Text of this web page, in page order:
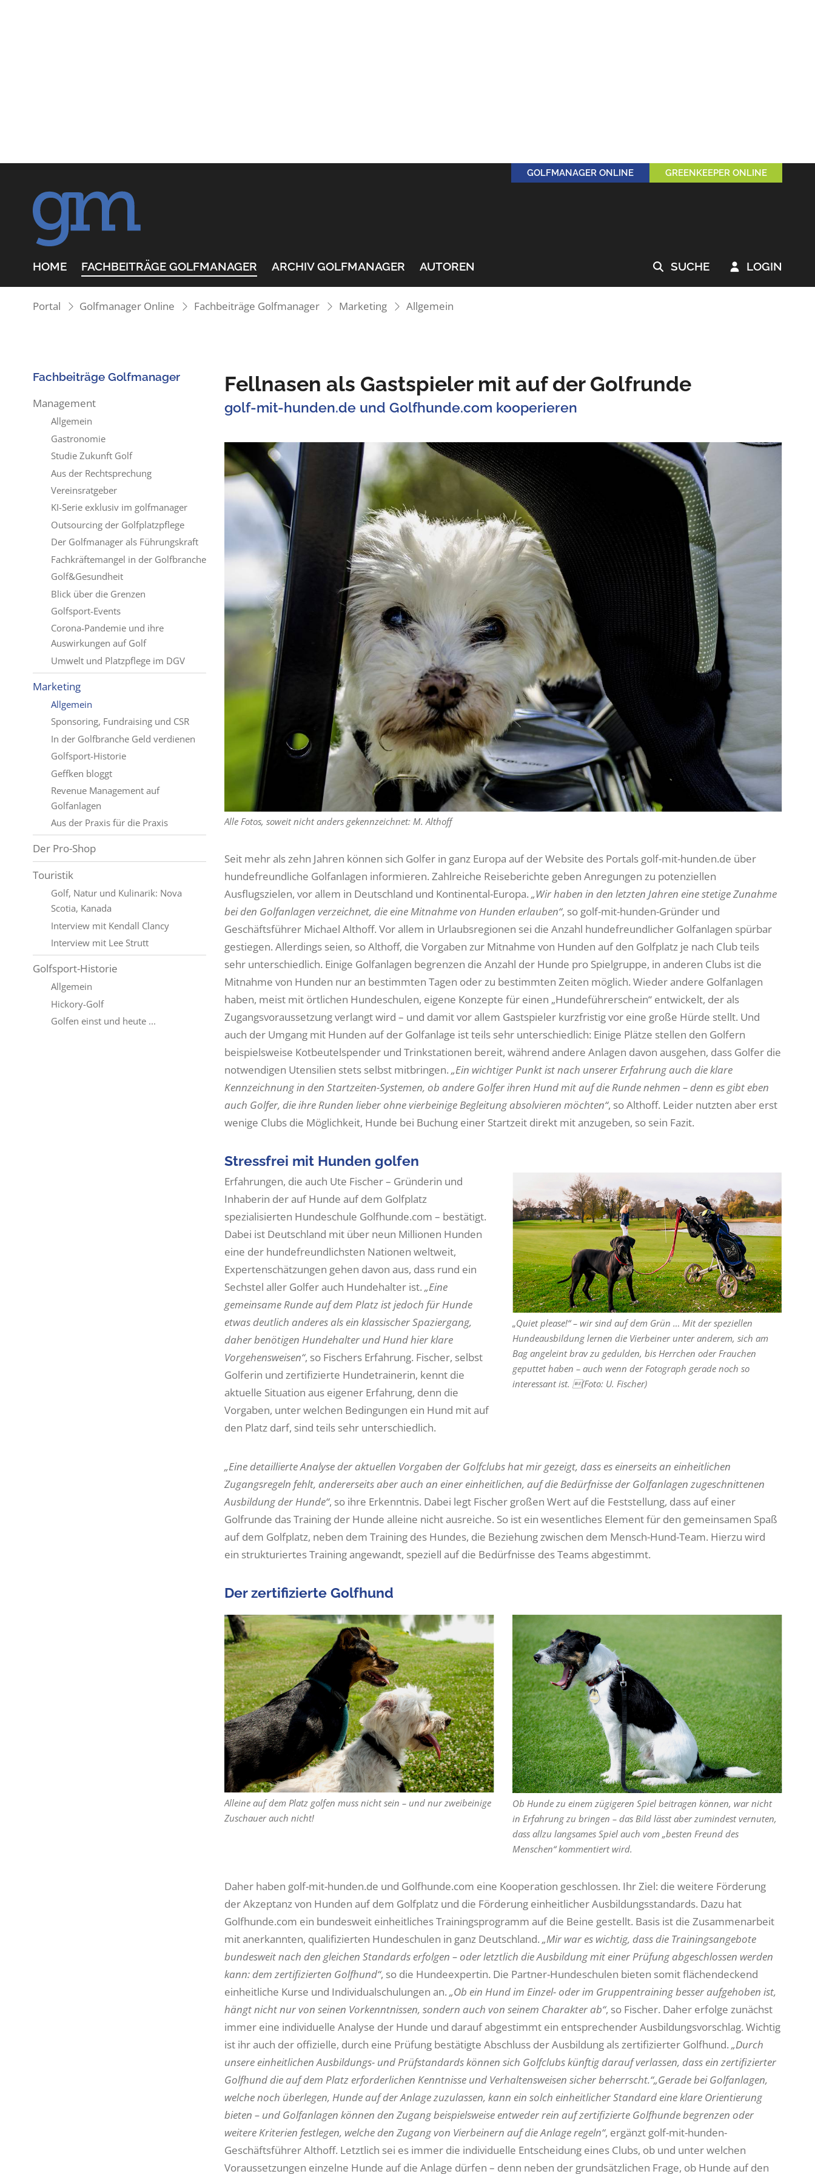
GOLFMANAGER ONLINE GREENKEEPER ONLINE
HOME FACHBEITRÄGE GOLFMANAGER ARCHIV GOLFMANAGER AUTOREN  SUCHE  LOGIN
Portal Golfmanager Online Fachbeiträge Golfmanager Marketing Allgemein
Fellnasen als Gastspieler mit auf der Golfrunde
golf-mit-hunden.de und Golfhunde.com kooperieren
Alle Fotos, soweit nicht anders gekennzeichnet: M. Althoff
Seit mehr als zehn Jahren können sich Golfer in ganz Europa auf der Website des Portals golf-mit-hunden.de über
hundefreundliche Golfanlagen informieren. Zahlreiche Reiseberichte geben Anregungen zu potenziellen
Ausflugszielen, vor allem in Deutschland und Kontinental-Europa.„Wir haben in den letzten Jahren eine stetige Zunahme
bei den Golfanlagen verzeichnet, die eine Mitnahme von Hunden erlauben“, so golf-mit-hunden-Gründer und
Geschäftsführer Michael Althoff. Vor allem in Urlaubsregionen sei die Anzahl hundefreundlicher Golfanlagen spürbar
gestiegen. Allerdings seien, so Althoff, die Vorgaben zur Mitnahme von Hunden auf den Golfplatz je nach Club teils
sehr unterschiedlich. Einige Golfanlagen begrenzen die Anzahl der Hunde pro Spielgruppe, in anderen Clubs ist die
Mitnahme von Hunden nur an bestimmten Tagen oder zu bestimmten Zeiten möglich. Wieder andere Golfanlagen
haben, meist mit örtlichen Hundeschulen, eigene Konzepte für einen „Hundeführerschein“ entwickelt, der als
Zugangsvoraussetzung verlangt wird – und damit vor allem Gastspieler kurzfristig vor eine große Hürde stellt. Und
auch der Umgang mit Hunden auf der Golfanlage ist teils sehr unterschiedlich: Einige Plätze stellen den Golfern
beispielsweise Kotbeutelspender und Trinkstationen bereit, während andere Anlagen davon ausgehen, dass Golfer die
notwendigen Utensilien stets selbst mitbringen.„Ein wichtiger Punkt ist nach unserer Erfahrung auch die klare
Kennzeichnung in den Startzeiten-Systemen, ob andere Golfer ihren Hund mit auf die Runde nehmen – denn es gibt eben
auch Golfer, die ihre Runden lieber ohne vierbeinige Begleitung absolvieren möchten“, so Althoff. Leider nutzten aber erst
wenige Clubs die Möglichkeit, Hunde bei Buchung einer Startzeit direkt mit anzugeben, so sein Fazit.
Stressfrei mit Hunden golfen
Erfahrungen, die auch Ute Fischer – Gründerin und
Inhaberin der auf Hunde auf dem Golfplatz
spezialisierten Hundeschule Golfhunde.com – bestätigt.
Dabei ist Deutschland mit über neun Millionen Hunden
eine der hundefreundlichsten Nationen weltweit,
Expertenschätzungen gehen davon aus, dass rund ein
Sechstel aller Golfer auch Hundehalter ist.„Eine
gemeinsame Runde auf dem Platz ist jedoch für Hunde
etwas deutlich anderes als ein klassischer Spaziergang,
daher benötigen Hundehalter und Hund hier klare
Vorgehensweisen“, so Fischers Erfahrung. Fischer, selbst
Golferin und zertifizierte Hundetrainerin, kennt die
aktuelle Situation aus eigener Erfahrung, denn die
Vorgaben, unter welchen Bedingungen ein Hund mit auf
den Platz darf, sind teils sehr unterschiedlich.
„Quiet please!“ – wir sind auf dem Grün … Mit der speziellen
Hundeausbildung lernen die Vierbeiner unter anderem, sich am
Bag angeleint brav zu gedulden, bis Herrchen oder ­Frauchen
geputtet haben – auch wenn der Fotograph gerade noch so
interessant ist. (Foto: U. Fischer)
„Eine detaillierte Analyse der aktuellen Vorgaben der Golfclubs hat mir gezeigt, dass es einerseits an einheitlichen
Zugangsregeln fehlt, andererseits aber auch an einer einheitlichen, auf die Bedürfnisse der Golfanlagen zugeschnittenen
Ausbildung der Hunde“, so ihre Erkenntnis. Dabei legt Fischer großen Wert auf die Feststellung, dass auf einer
Golfrunde das Training der Hunde alleine nicht ausreiche. So ist ein wesentliches Element für den gemeinsamen Spaß
auf dem Golfplatz, neben dem Training des Hundes, die Beziehung zwischen dem Mensch-Hund-Team. Hierzu wird
ein strukturiertes Training angewandt, speziell auf die Bedürfnisse des Teams abgestimmt.
Der zertifizierte Golfhund
Alleine auf dem Platz golfen muss nicht sein – und nur zweibeinige
Zuschauer auch nicht!
Ob Hunde zu einem zügigeren Spiel beitragen können, war nicht
in Erfahrung zu bringen – das Bild lässt aber zumindest vernuten,
dass allzu langsames Spiel auch vom „besten Freund des
Menschen“ kommentiert wird.
Daher haben golf-mit-hunden.de und Golfhunde.com eine Kooperation geschlossen. Ihr Ziel: die weitere Förderung
der Akzeptanz von Hunden auf dem Golfplatz und die Förderung einheitlicher Ausbildungsstandards. Dazu hat
Golfhunde.com ein bundesweit einheitliches Trainingsprogramm auf die Beine gestellt. Basis ist die Zusammenarbeit
mit anerkannten, qualifizierten Hundeschulen in ganz Deutschland.„Mir war es wichtig, dass die Trainingsangebote
bundesweit nach den gleichen Standards erfolgen – oder letztlich die Ausbildung mit einer Prüfung abgeschlossen werden
kann: dem zertifizierten Golfhund“, so die Hundeexpertin. Die Partner-Hundeschulen bieten somit flächendeckend
einheitliche Kurse und Individualschulungen an. „Ob ein Hund im Einzel- oder im Gruppentraining besser aufgehoben ist,
hängt nicht nur von seinen Vorkenntnissen, sondern auch von seinem Charakter ab“, so Fischer. Daher erfolge zunächst
immer eine individuelle Analyse der Hunde und darauf abgestimmt ein entsprechender Ausbildungsvorschlag. Wichtig
ist ihr auch der offizielle, durch eine Prüfung bestätigte Abschluss der Ausbildung als zertifizierter Golfhund. „Durch
unsere einheitlichen Ausbildungs- und Prüfstandards können sich Golfclubs künftig darauf verlassen, dass ein zertifizierter
Golfhund die auf dem Platz erforderlichen Kenntnisse und Verhaltensweisen sicher beherrscht.“„Gerade bei Golfanlagen,
welche noch überlegen, Hunde auf der Anlage zuzulassen, kann ein solch einheitlicher Standard eine klare Orientierung
bieten – und Golfanlagen können den Zugang beispielsweise entweder rein auf zertifizierte Golfhunde begrenzen oder
weitere Kriterien festlegen, welche den Zugang von Vierbeinern auf die Anlage regeln“, ergänzt golf-mit-hunden-
Geschäftsführer Alt­hoff. Letztlich sei es immer die individuelle Entscheidung eines Clubs, ob und unter welchen
Voraussetzungen einzelne Hunde auf die Anlage dürfen – denn neben der grundsätzlichen Frage, ob Hunde auf den
Fachbeiträge Golfmanager
Management
Allgemein
Gastronomie
Studie Zukunft Golf
Aus der Rechtsprechung
Vereinsratgeber
KI-Serie exklusiv im golfmanager
Outsourcing der Golfplatzpflege
Der Golfmanager als Führungskraft
Fachkräftemangel in der Golfbranche
Golf&Gesundheit
Blick über die Grenzen
Golfsport-Events
Corona-Pandemie und ihre
Auswirkungen auf Golf
Umwelt und Platzpflege im DGV
Marketing
Allgemein
Sponsoring, Fundraising und CSR
In der Golfbranche Geld verdienen
Golfsport-Historie
Geffken bloggt
Revenue Management auf
Golfanlagen
Aus der Praxis für die Praxis
Der Pro-Shop
Touristik
Golf, Natur und Kulinarik: Nova
Scotia, Kanada
Interview mit Kendall Clancy
Interview mit Lee Strutt
Golfsport-Historie
Allgemein
Hickory-Golf
Golfen einst und heute ...